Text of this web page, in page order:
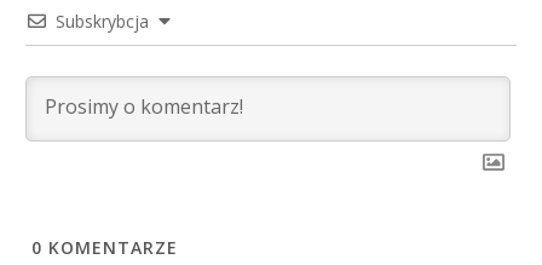
Subskrybcja
0 KOMENTARZE